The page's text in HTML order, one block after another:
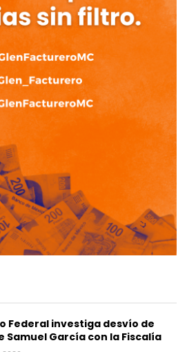
Federal investiga desvío de
Samuel García con la Fiscalía